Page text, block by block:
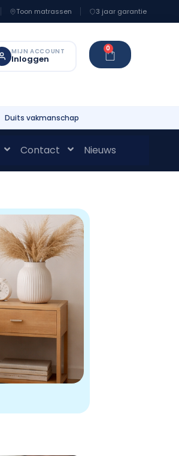
Toon matrassen 3 jaar garantie
MIJN ACCOUNT
Inloggen
0
Duits vakmanschap
Contact Nieuws